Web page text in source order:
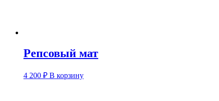
Репсовый мат
4 200 ₽ В корзину